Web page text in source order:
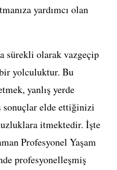
yardımcı olan
sürekli olarak vazgeçip
yolculuktur. Bu
yanlış yerde
sonuçlar elde ettiğinizi
itmektedir. İşte
Profesyonel Yaşam
profesyonelleşmiş